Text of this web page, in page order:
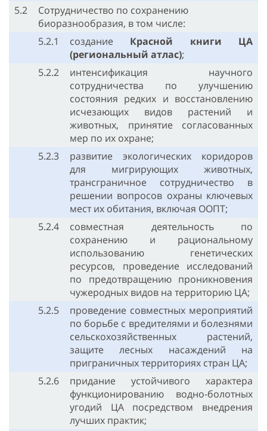
5.2
Сотрудничество по сохранению
биоразнообразия, в том числе:
5.2.1
создание Красной книги ЦА
(региональный атлас);
5.2.2
интенсификация научного
сотрудничества по улучшению
состояния редких и восстановлению
исчезающих видов растений и
животных, принятие согласованных
мер по их охране;
5.2.3
развитие экологических коридоров
для мигрирующих животных,
трансграничное сотрудничество в
решении вопросов охраны ключевых
мест их обитания, включая ООПТ;
5.2.4
совместная деятельность по
сохранению и рациональному
использованию генетических
ресурсов, проведение исследований
по предотвращению проникновения
чужеродных видов на территорию ЦА;
5.2.5
проведение совместных мероприятий
по борьбе с вредителями и болезнями
сельскохозяйственных растений,
защите лесных насаждений на
приграничных территориях стран ЦА;
5.2.6
придание устойчивого характера
функционированию водно-болотных
угодий ЦА посредством внедрения
лучших практик;